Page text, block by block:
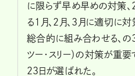
に限らず早め早めの対策、
る1月、2月、3月に適切に
総合的に組み合わせる、の3
ツー・スリー）の対策が重要
23日が選ばれた。